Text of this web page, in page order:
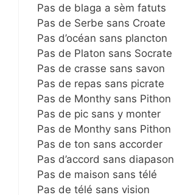
Pas de blaga a sèm fatuts
Pas de Serbe sans Croate
Pas d’océan sans plancton
Pas de Platon sans Socrate
Pas de crasse sans savon
Pas de repas sans picrate
Pas de Monthy sans Pithon
Pas de pic sans y monter
Pas de Monthy sans Pithon
Pas de ton sans accorder
Pas d’accord sans diapason
Pas de maison sans télé
Pas de télé sans vision